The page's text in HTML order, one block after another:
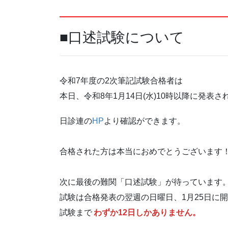
■口述試験について
令和7年度の2次筆記試験合格者は
本日、令和8年1月14日(水)10時以降に発表さ
日診連のHPより確認ができます。
合格された方は本当におめでとうございます！
次に最後の難関「口述試験」が待っています。
試験は合格発表の翌週の日曜日、1月25日に開
試験までわずか12日しかありません。